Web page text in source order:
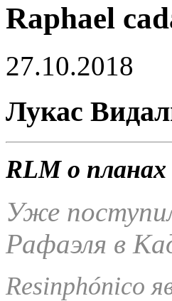
Raphael
27.10.2018
Лукас
RLM о
Уже
Рафаэля в
Resinphónico